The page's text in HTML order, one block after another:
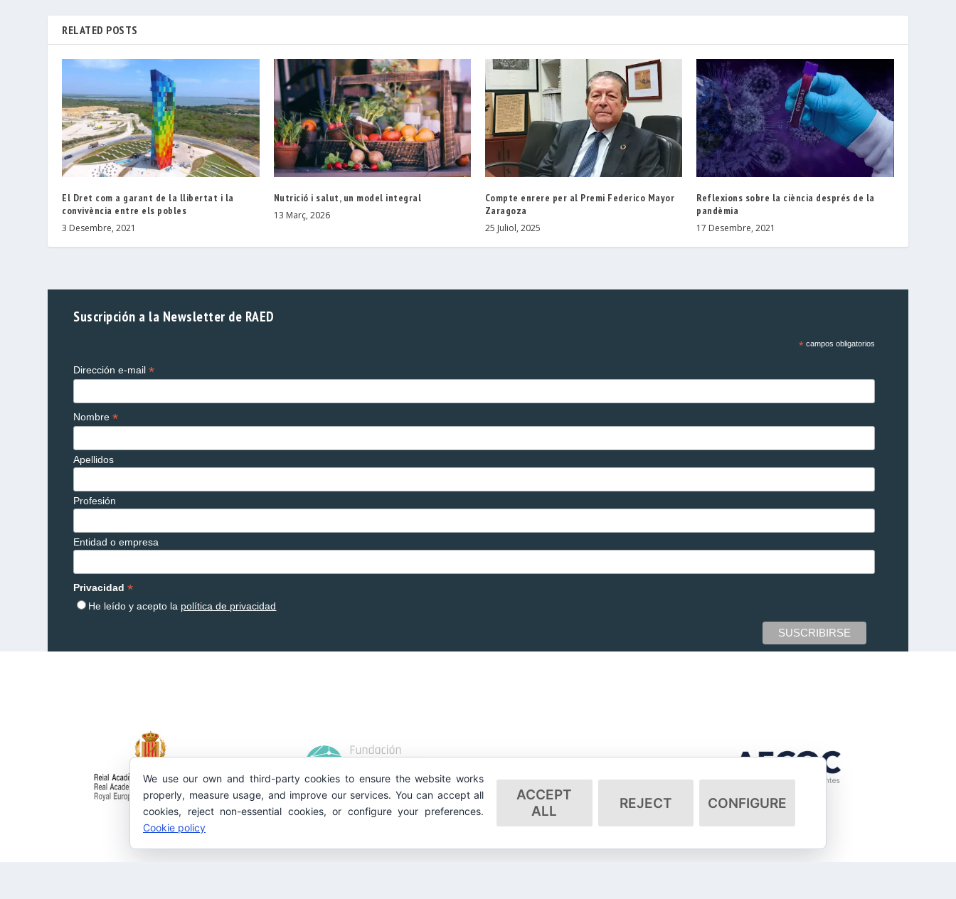
RELATED POSTS
El Dret com a garant de la llibertat i la
convivència entre els pobles
3 Desembre, 2021
Nutrició i salut, un model integral
13 Març, 2026
Compte enrere per al Premi Federico Mayor
Zaragoza
25 Juliol, 2025
Reflexions sobre la ciència després de la
pandèmia
17 Desembre, 2021
Suscripción a la Newsletter de RAED
*campos obligatorios
Dirección e-mail*
Nombre*
Apellidos
Profesión
Entidad o empresa
Privacidad*
He leído y acepto la política de privacidad
We use our own and third-party cookies to ensure the website works
properly, measure usage, and improve our services. You can accept all
cookies, reject non-essential cookies, or configure your preferences.
Cookie policy
ACCEPT
ALL
REJECT CONFIGURE